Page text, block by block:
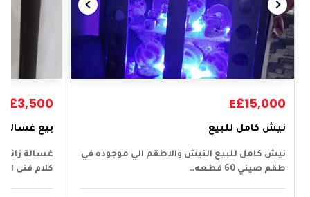
نيش كامل للبيع
نيش كامل للبيع النيش والاطقم الي موجوده في
طقم صيني 60 قطعه…
E£15,000
بيع غساله
كلام فنى
E£3,500